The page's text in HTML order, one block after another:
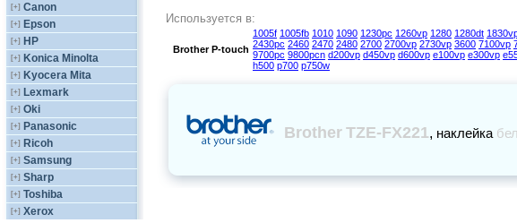
[+] Canon
[+] Epson
[+] HP
[+] Konica Minolta
[+] Kyocera Mita
[+] Lexmark
[+] Oki
[+] Panasonic
[+] Ricoh
[+] Samsung
[+] Sharp
[+] Toshiba
[+] Xerox
Используется в:
BrotherP-touch
1005f 1005fb 1010 1090 1230pc 1260vp 1280 1280dt
2430pc 2460 2470 2480 2700 2700vp 2730vp 3600 7100vp
9700pc 9800pcn d200vp d450vp d600vp e100vp e300vp
h500 p700 p750w
Brother TZE-FX221, наклейка